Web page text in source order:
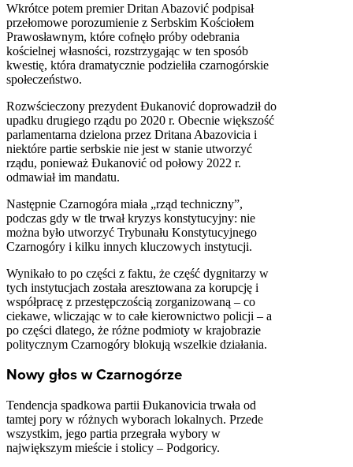
Wkrótce potem premier Dritan Abazović podpisał
przełomowe porozumienie z Serbskim Kościołem
Prawosławnym, które cofnęło próby odebrania
kościelnej własności, rozstrzygając w ten sposób
kwestię, która dramatycznie podzieliła czarnogórskie
społeczeństwo.
Rozwścieczony prezydent Đukanović doprowadził do
upadku drugiego rządu po 2020 r. Obecnie większość
parlamentarna dzielona przez Dritana Abazovicia i
niektóre partie serbskie nie jest w stanie utworzyć
rządu, ponieważ Đukanović od połowy 2022 r.
odmawiał im mandatu.
Następnie Czarnogóra miała „rząd techniczny”,
podczas gdy w tle trwał kryzys konstytucyjny: nie
można było utworzyć Trybunału Konstytucyjnego
Czarnogóry i kilku innych kluczowych instytucji.
Wynikało to po części z faktu, że część dygnitarzy w
tych instytucjach została aresztowana za korupcję i
współpracę z przestępczością zorganizowaną – co
ciekawe, wliczając w to całe kierownictwo policji – a
po części dlatego, że różne podmioty w krajobrazie
politycznym Czarnogóry blokują wszelkie działania.
Nowy głos w Czarnogórze
Tendencja spadkowa partii Đukanovicia trwała od
tamtej pory w różnych wyborach lokalnych. Przede
wszystkim, jego partia przegrała wybory w
największym mieście i stolicy – Podgoricy.